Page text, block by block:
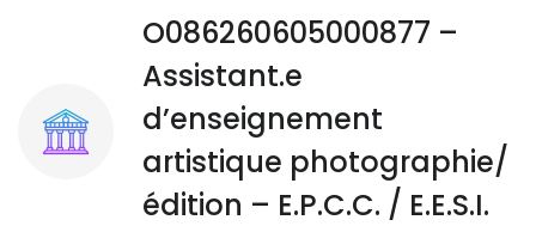
O086260605000877 –
Assistant.e
d’enseignement
artistique photographie/
édition – E.P.C.C. / E.E.S.I.